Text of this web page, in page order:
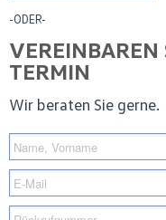
-ODER-
VEREINBAREN
TERMIN
Wir beraten Sie gerne.